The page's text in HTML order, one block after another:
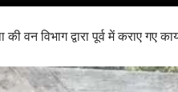
वन विभाग द्वारा पूर्व में कराए गए